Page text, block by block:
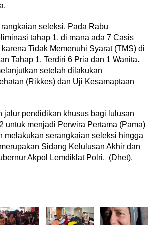
seleksi. Pada Rabu
tahap 1, di mana ada 7 Casis
Tidak Memenuhi Syarat (TMS) di
Tahap 1. Terdiri 6 Pria dan 1 Wanita.
setelah dilakukan
(Rikkes) dan Uji Kesamaptaan
jalur pendidikan khusus bagi lulusan
untuk menjadi Perwira Pertama (Pama)
melakukan serangkaian seleksi hingga
Sidang Kelulusan Akhir dan
Akpol Lemdiklat Polri. (Dhet).